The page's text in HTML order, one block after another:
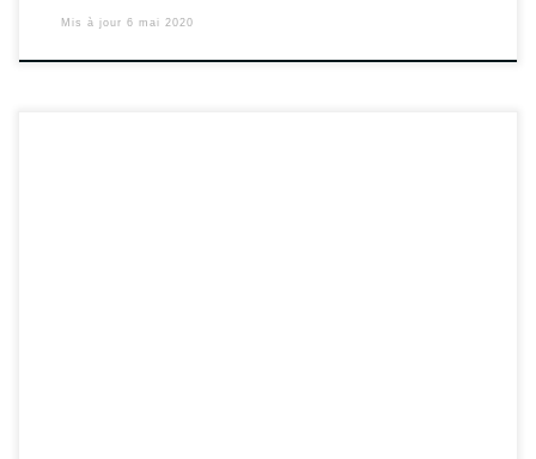
Mis à jour 6 mai 2020